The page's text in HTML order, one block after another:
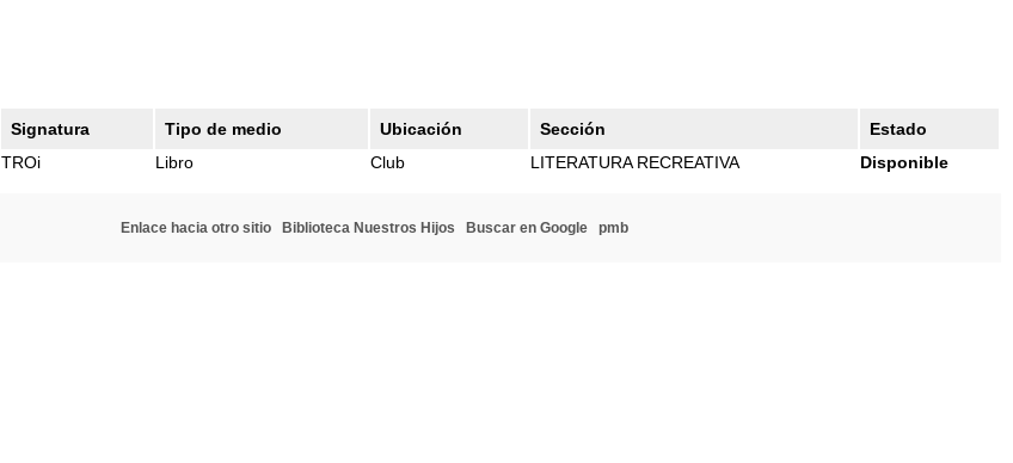
Signatura Tipo de medio Ubicación Sección
Estado
TROi Libro Club LITERATURA RECREATIVA Disponible
Enlace hacia otro sitio Biblioteca Nuestros Hijos Buscar en Google pmb